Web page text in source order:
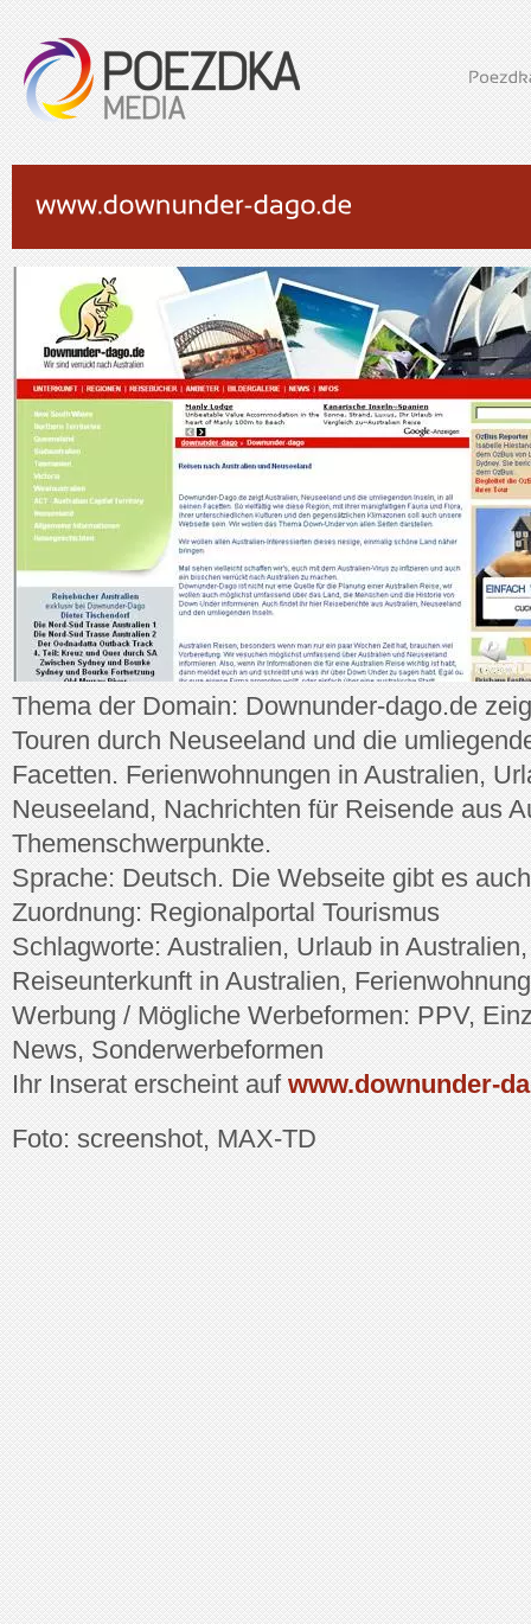
Thema der Domain: Downunder-dago.de
Touren durch Neuseeland und die
Facetten. Ferienwohnungen in Australien,
Neuseeland, Nachrichten für Reisende aus
Themenschwerpunkte.
Sprache: Deutsch. Die Webseite gibt es
Zuordnung: Regionalportal Tourismus
Schlagworte: Australien, Urlaub in
Reiseunterkunft in Australien,
Werbung / Mögliche Werbeformen: PPV,
News, Sonderwerbeformen
Ihr Inserat erscheint aufwww.downunder-
Foto: screenshot, MAX-TD